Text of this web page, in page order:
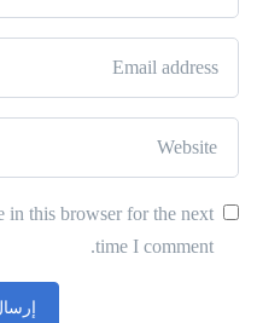
in this browser for the next
time I comment.